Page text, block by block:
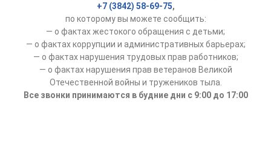
+7 (3842) 58-69-75,
по которому вы можете сообщить:
— о фактах жестокого обращения с детьми;
— о фактах коррупции и административных барьерах;
— о фактах нарушения трудовых прав работников;
— о фактах нарушения прав ветеранов Великой
Отечественной войны и тружеников тыла.
Все звонки принимаются в будние дни с 9:00 до 17:00